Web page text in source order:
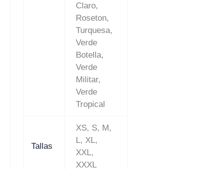
Claro,
Roseton,
Turquesa,
Verde
Botella,
Verde
Militar,
Verde
Tropical
Tallas
XS, S, M,
L, XL,
XXL,
XXXL